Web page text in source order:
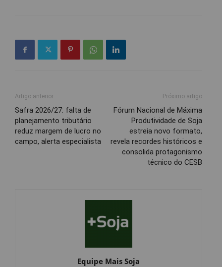
Artigo anterior
Safra 2026/27: falta de
planejamento tributário
reduz margem de lucro no
campo, alerta especialista
Próximo artigo
Fórum Nacional de Máxima
Produtividade de Soja
estreia novo formato,
revela recordes históricos e
consolida protagonismo
técnico do CESB
Equipe Mais Soja